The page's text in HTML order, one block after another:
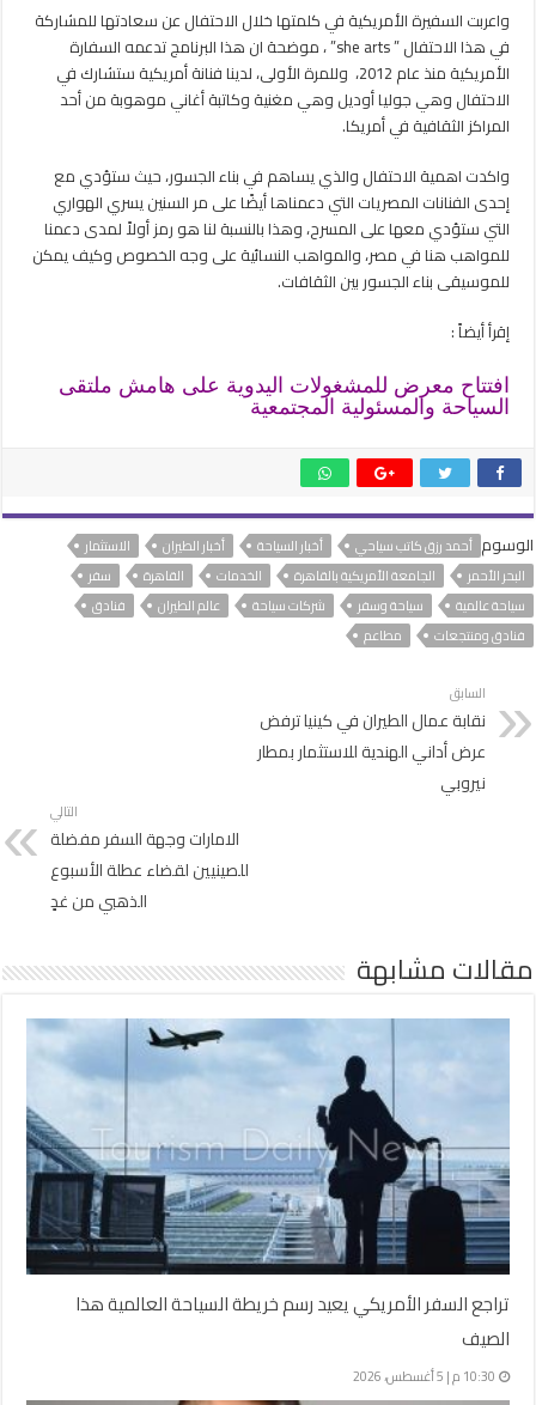
مشاركة
جوليا
أوديل
مغلقة
واعربت السفيرة الأمريكية في كلمتها خلال الاحتفال عن سعادتها للمشاركة
في هذا الاحتفال ” she arts” ، موضحة ان هذا البرنامج تدعمه السفارة
الأمريكية منذ عام 2012، وللمرة الأولى، لدينا فنانة أمريكية ستشارك في
الاحتفال وهي جوليا أوديل وهي مغنية وكاتبة أغاني موهوبة من أحد
المراكز الثقافية في أمريكا.
واكدت اهمية الاحتفال والذي يساهم في بناء الجسور، حيث ستؤدي مع
إحدى الفنانات المصريات التي دعمناها أيضًا على مر السنين يسري الهواري
التي ستؤدي معها على المسرح، وهذا بالنسبة لنا هو رمز أولاً لمدى دعمنا
للمواهب هنا في مصر، والمواهب النسائية على وجه الخصوص وكيف يمكن
للموسيقى بناء الجسور بين الثقافات.
إقرأ أيضاً :
افتتاح معرض للمشغولات اليدوية على هامش ملتقى
السياحة والمسئولية المجتمعية
الوسوم أحمد رزق كاتب سياحي أخبار السياحة أخبار الطيران
الاستثمار
البحر الأحمر
الجامعة الأمريكية بالقاهرة الخدمات القاهرة
سفر
سياحة عالمية
سياحة وسفر شركات سياحة عالم الطيران
فنادق
فنادق ومنتجعات
مطاعم
السابق
نقابة عمال الطيران في كينيا ترفض
عرض أداني الهندية للاستثمار بمطار
نيروبي
التالي
الامارات وجهة السفر مفضلة
للصينيين لقضاء عطلة الأسبوع
الذهبي من غدٍ
مقالات مشابهة
تراجع السفر الأمريكي يعيد رسم خريطة السياحة العالمية هذا
الصيف
10:30 م | 5 أغسطس، 2026